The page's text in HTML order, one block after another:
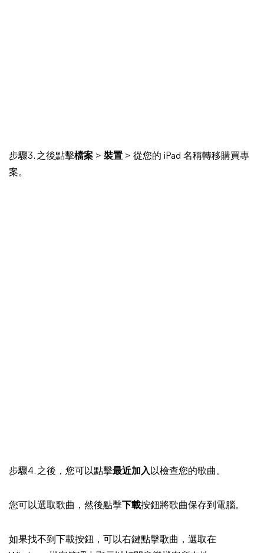
步驟3. 之後點擊檔案 > 裝置 > 從您的 iPad 名稱轉移購買專
案。
步驟4. 之後，您可以點擊最近加入以檢查您的歌曲。
您可以選取歌曲，然後點擊 下載按鈕將歌曲保存到電腦。
如果找不到下載按鈕，可以右鍵點擊歌曲，選取在